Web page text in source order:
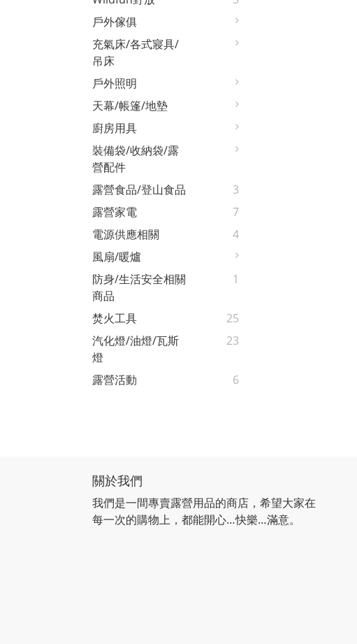
戶外傢俱
充氣床/各式寢具/
吊床
戶外照明
天幕/帳篷/地墊
廚房用具
裝備袋/收納袋/露
營配件
露營食品/登山食品
3
露營家電
7
電源供應相關
4
風扇/暖爐
防身/生活安全相關
商品
1
焚火工具
25
汽化燈/油燈/瓦斯
燈
23
露營活動 6
關於我們
我們是一間專賣露營用品的商店，希望大家在
每一次的購物上，都能開心…快樂…滿意。